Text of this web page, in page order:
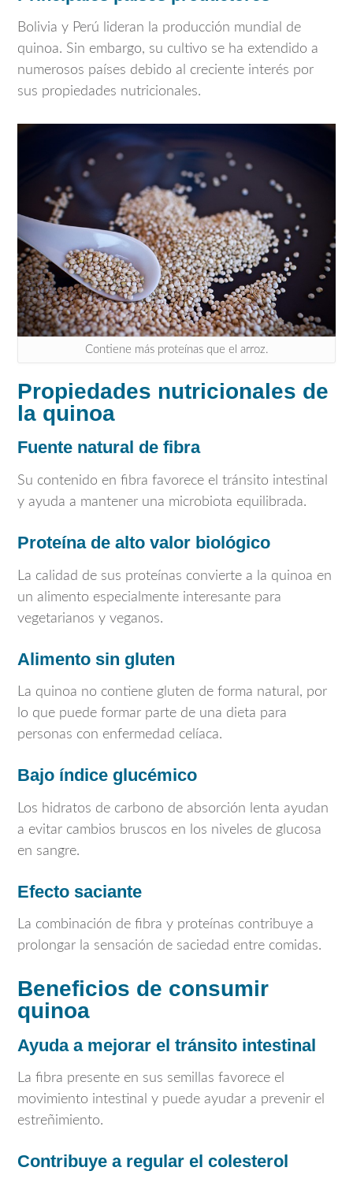
Bolivia y Perú lideran la producción mundial de
quinoa. Sin embargo, su cultivo se ha extendido a
numerosos países debido al creciente interés por
sus propiedades nutricionales.
Contiene más proteínas que el arroz.
Propiedades nutricionales de
la quinoa
Fuente natural de fibra
Su contenido en fibra favorece el tránsito intestinal
y ayuda a mantener una microbiota equilibrada.
Proteína de alto valor biológico
La calidad de sus proteínas convierte a la quinoa en
un alimento especialmente interesante para
vegetarianos y veganos.
Alimento sin gluten
La quinoa no contiene gluten de forma natural, por
lo que puede formar parte de una dieta para
personas con enfermedad celíaca.
Bajo índice glucémico
Los hidratos de carbono de absorción lenta ayudan
a evitar cambios bruscos en los niveles de glucosa
en sangre.
Efecto saciante
La combinación de fibra y proteínas contribuye a
prolongar la sensación de saciedad entre comidas.
Beneficios de consumir
quinoa
Ayuda a mejorar el tránsito intestinal
La fibra presente en sus semillas favorece el
movimiento intestinal y puede ayudar a prevenir el
estreñimiento.
Contribuye a regular el colesterol